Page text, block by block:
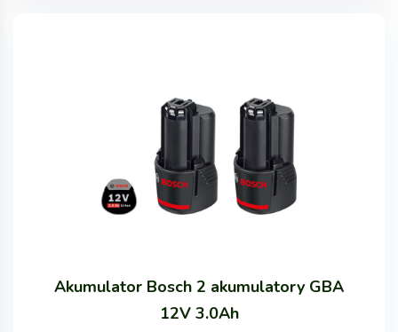
Akumulator Bosch 2 akumulatory GBA
12V 3.0Ah